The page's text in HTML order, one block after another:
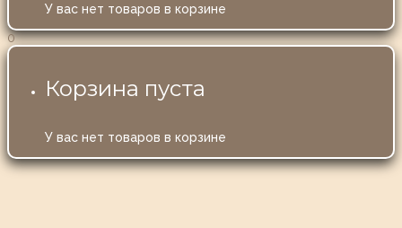
У вас нет товаров в корзине
0
Корзина пуста
У вас нет товаров в корзине